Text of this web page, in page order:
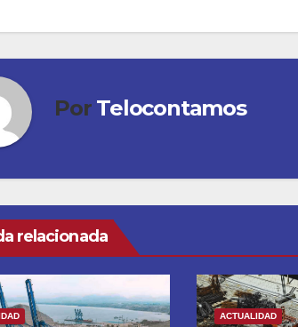
Por Telocontamos
relacionada
ACTUALIDAD